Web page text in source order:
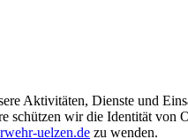
Aktivitäten, Dienste und
schützen wir die Identität
uelzen.de zu wenden.